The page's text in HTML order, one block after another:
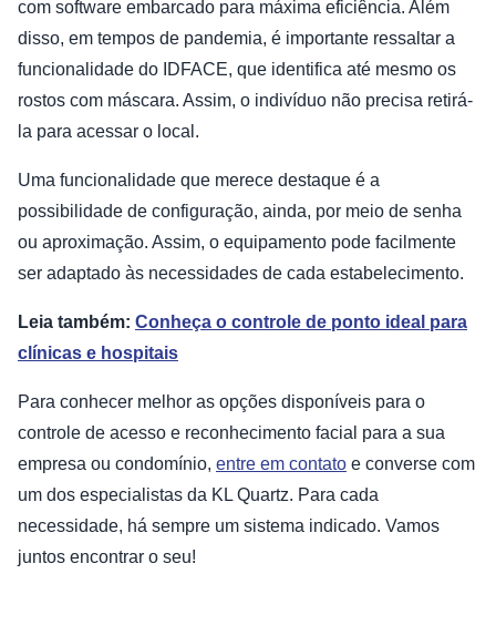
com software embarcado para máxima eficiência. Além
disso, em tempos de pandemia, é importante ressaltar a
funcionalidade do IDFACE, que identifica até mesmo os
rostos com máscara. Assim, o indivíduo não precisa retirá-
la para acessar o local.
Uma funcionalidade que merece destaque é a
possibilidade de configuração, ainda, por meio de senha
ou aproximação. Assim, o equipamento pode facilmente
ser adaptado às necessidades de cada estabelecimento.
Leia também: Conheça o controle de ponto ideal para
clínicas e hospitais
Para conhecer melhor as opções disponíveis para o
controle de acesso e reconhecimento facial para a sua
empresa ou condomínio, entre em contato e converse com
um dos especialistas da KL Quartz. Para cada
necessidade, há sempre um sistema indicado. Vamos
juntos encontrar o seu!